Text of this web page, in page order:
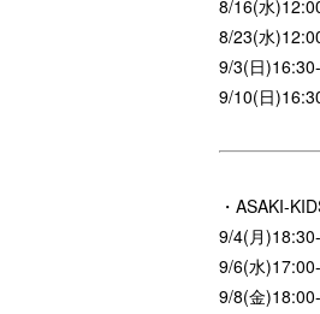
8/16(水)
8/23(水)
9/3(日)
9/10(日)
・ASAKI-
9/4(月
9/6(水
9/8(金